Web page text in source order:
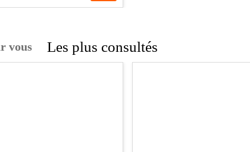
vous Les plus consultés